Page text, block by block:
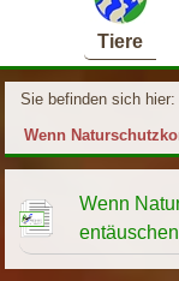
Tiere
Sie befinden sich hier:
Wenn
Wenn